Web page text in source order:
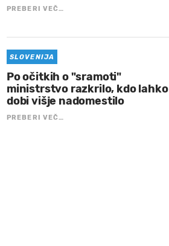
PREBERI VEČ…
SLOVENIJA
Po očitkih o "sramoti"
ministrstvo razkrilo, kdo lahko
dobi višje nadomestilo
PREBERI VEČ…